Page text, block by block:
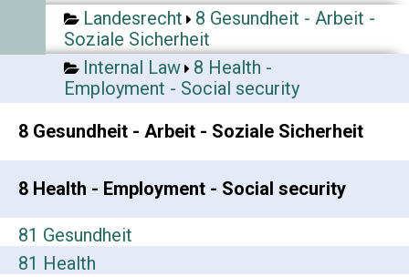
Landesrecht
8 Gesundheit - Arbeit -
Soziale Sicherheit
Internal Law
8 Health -
Employment - Social security
8 Gesundheit - Arbeit - Soziale Sicherheit
8 Health - Employment - Social security
81 Gesundheit
81 Health